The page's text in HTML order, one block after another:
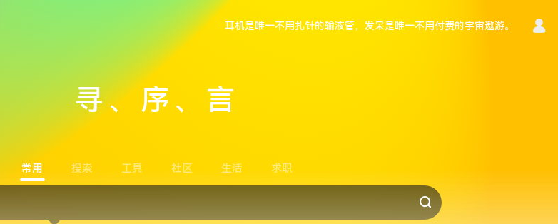
耳机是唯一不用扎针的输液管，发呆是唯一不用付费的宇宙遨游。
寻、序、言
常用 搜索 工具 社区 生活 求职